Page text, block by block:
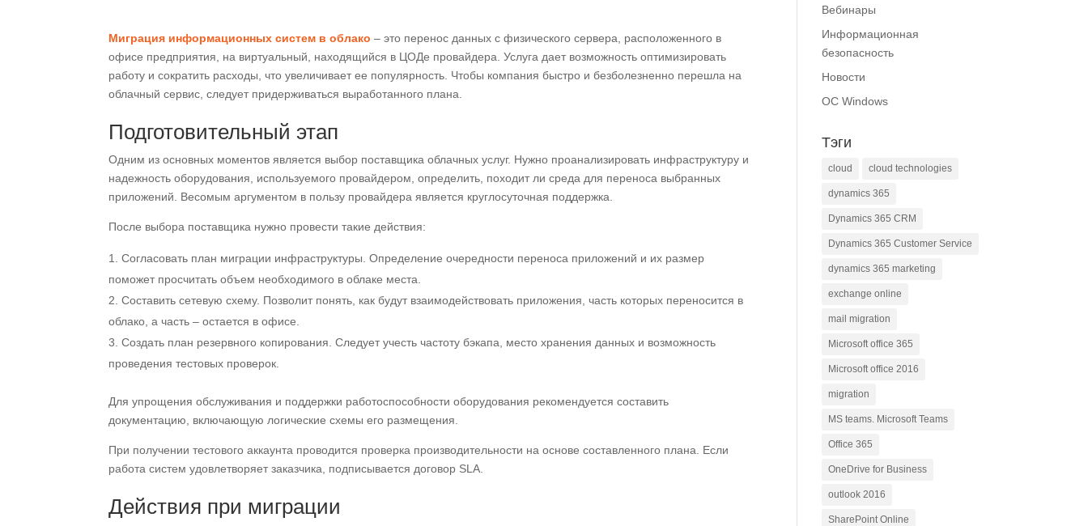
Миграция информационных систем в облако – это перенос данных с физического сервера, расположенного в
офисе предприятия, на виртуальный, находящийся в ЦОДе провайдера. Услуга дает возможность оптимизировать
работу и сократить расходы, что увеличивает ее популярность. Чтобы компания быстро и безболезненно перешла на
облачный сервис, следует придерживаться выработанного плана.
Подготовительный этап
Одним из основных моментов является выбор поставщика облачных услуг. Нужно проанализировать инфраструктуру и
надежность оборудования, используемого провайдером, определить, походит ли среда для переноса выбранных
приложений. Весомым аргументом в пользу провайдера является круглосуточная поддержка.
После выбора поставщика нужно провести такие действия:
Согласовать план миграции инфраструктуры. Определение очередности переноса приложений и их размер
поможет просчитать объем необходимого в облаке места.
Составить сетевую схему. Позволит понять, как будут взаимодействовать приложения, часть которых переносится в
облако, а часть – остается в офисе.
Создать план резервного копирования. Следует учесть частоту бэкапа, место хранения данных и возможность
проведения тестовых проверок.
Для упрощения обслуживания и поддержки работоспособности оборудования рекомендуется составить
документацию, включающую логические схемы его размещения.
При получении тестового аккаунта проводится проверка производительности на основе составленного плана. Если
работа систем удовлетворяет заказчика, подписывается договор SLA.
Действия при миграции
Вебинары
Информационная
безопасность
Новости
ОС Windows
Тэги
cloud cloud technologies
dynamics 365
Dynamics 365 CRM
Dynamics 365 Customer Service
dynamics 365 marketing
exchange online
mail migration
Microsoft office 365
Microsoft office 2016
migration
MS teams. Microsoft Teams
Office 365
OneDrive for Business
outlook 2016
SharePoint Online